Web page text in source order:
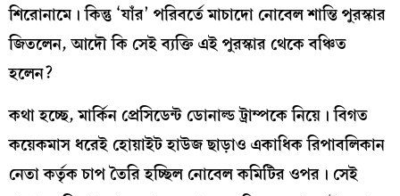
শিরোনামে। কিন্তু ‘যাঁর’ পরিবর্তে মাচাদো নোবেল শান্তি পুরস্কার
জিতলেন, আদৌ কি সেই ব্যক্তি এই পুরস্কার থেকে বঞ্চিত
হলেন?
কথা হচ্ছে, মার্কিন প্রেসিডেন্ট ডোনাল্ড ট্রাম্পকে নিয়ে। বিগত
কয়েকমাস ধরেই হোয়াইট হাউজ ছাড়াও একাধিক রিপাবলিকান
নেতা কর্তৃক চাপ তৈরি হচ্ছিল নোবেল কমিটির ওপর। সেই